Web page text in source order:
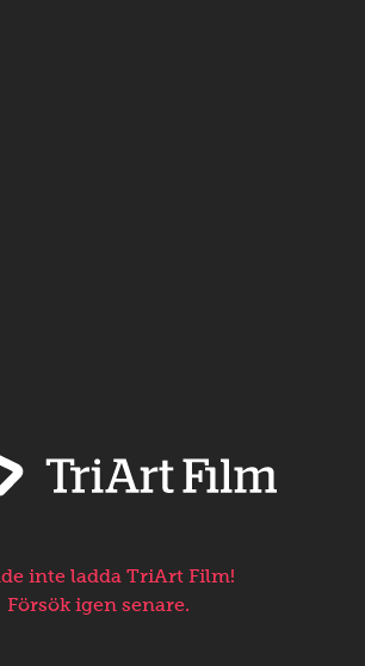
inte ladda TriArt Film!
Försök igen senare.